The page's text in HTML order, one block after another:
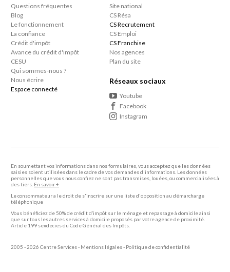
Questions fréquentes
Blog
Le fonctionnement
La confiance
Crédit d'impôt
Avance du crédit d'impôt
CESU
Qui sommes-nous ?
Nous écrire
Espace connecté
Site national
CS Résa
CS Recrutement
CS Emploi
CS Franchise
Nos agences
Plan du site
Réseaux sociaux
Youtube
Facebook
Instagram
En soumettant vos informations dans nos formulaires, vous acceptez que les données
saisies soient utilisées dans le cadre de vos demandes d'informations. Les données
personnelles que vous nous confiez ne sont pas transmises, louées, ou commercialisées à
des tiers. En savoir +
Le consommateur a le droit de s'inscrire sur une liste d'opposition au démarcharge
téléphonique
Vous bénéficiez de 50% de crédit d’impôt sur le ménage et repassage à domicile ainsi
que sur tous les autres services à domicile proposés par votre agence de proximité.
Article 199 sexdecies du Code Général des Impôts.
2005 - 2026 Centre Services - Mentions légales- Politique de confidentialité